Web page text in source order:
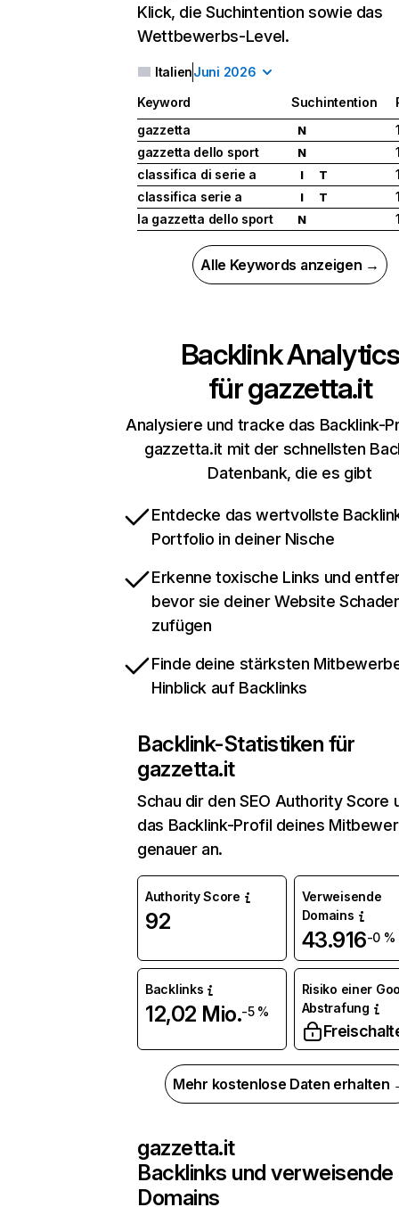
Klick, die Suchintention sowie das
Wettbewerbs-Level.
ItalienJuni 2026
Keyword Suchintention
gazzetta
N
gazzetta dello sport
N
classifica di serie a
I T
classifica serie a
I T
la gazzetta dello sport
N
Alle Keywords anzeigen →
Backlink Analytics
fürgazzetta.it
Analysiere und tracke das Backlink-
gazzetta.it mit der schnellsten
Datenbank, die es gibt
Entdecke das wertvollste
Portfolio in deiner Nische
Erkenne toxische Links und
bevor sie deiner Website
zufügen
Finde deine stärksten
Hinblick auf Backlinks
Backlink-Statistiken für
gazzetta.it
Schau dir den SEO Authority Score
das Backlink-Profil deines
genauer an.
Authority Score
92
Verweisende
Domains
43.916-0 %
Backlinks
12,02 Mio.-5 %
Risiko einer
Abstrafung
Mehr kostenlose Daten erhalten
gazzetta.it
Backlinks und verweisende
Domains